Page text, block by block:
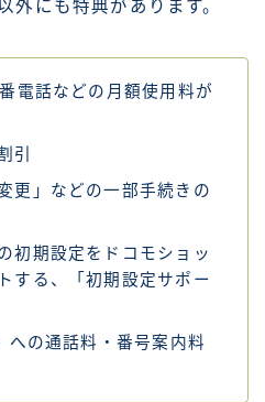
外にも特典があります。
電話などの月額使用料が
引
更」などの一部手続きの
初期設定をドコモショッ
する、「初期設定サポー
への通話料・番号案内料